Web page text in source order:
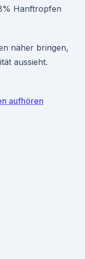
Hanftropfen
näher bringen,
aussieht.
aufhören